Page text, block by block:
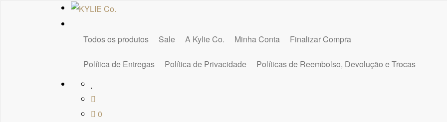
Todos os produtos Sale A Kylie Co. Minha Conta Finalizar Compra
Política de Entregas Política de Privacidade Políticas de Reembolso, Devolução e Trocas
0